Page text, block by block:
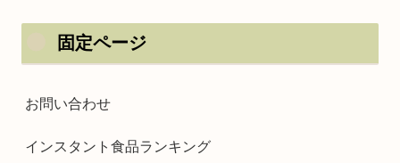
固定ページ
お問い合わせ
インスタント食品ランキング